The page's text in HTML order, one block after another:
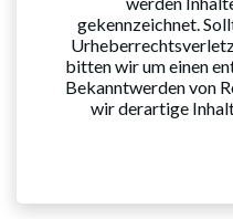
gekennzeichnet.
bitten wir um einen
Bekanntwerden von
wir derartige